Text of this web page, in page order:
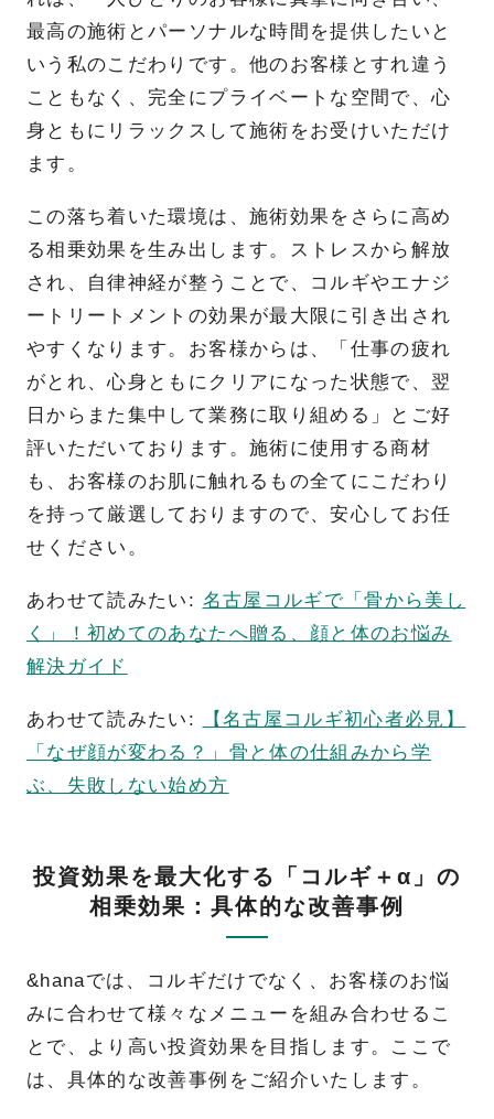
最高の施術とパーソナルな時間を提供したいと
いう私のこだわりです。他のお客様とすれ違う
こともなく、完全にプライベートな空間で、心
身ともにリラックスして施術をお受けいただけ
ます。
この落ち着いた環境は、施術効果をさらに高め
る相乗効果を生み出します。ストレスから解放
され、自律神経が整うことで、コルギやエナジ
ートリートメントの効果が最大限に引き出され
やすくなります。お客様からは、「仕事の疲れ
がとれ、心身ともにクリアになった状態で、翌
日からまた集中して業務に取り組める」とご好
評いただいております。施術に使用する商材
も、お客様のお肌に触れるもの全てにこだわり
を持って厳選しておりますので、安心してお任
せください。
あわせて読みたい: 名古屋コルギで「骨から美し
く」！初めてのあなたへ贈る、顔と体のお悩み
解決ガイド
あわせて読みたい:
【名古屋コルギ初心者必見】
「なぜ顔が変わる？」骨と体の仕組みから学
ぶ、失敗しない始め方
投資効果を最大化する「コルギ＋α」の
相乗効果：具体的な改善事例
&hanaでは、コルギだけでなく、お客様のお悩
みに合わせて様々なメニューを組み合わせるこ
とで、より高い投資効果を目指します。ここで
は、具体的な改善事例をご紹介いたします。